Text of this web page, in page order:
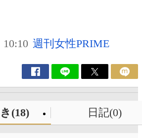
週刊女性PRIME
(18) 日記(0)